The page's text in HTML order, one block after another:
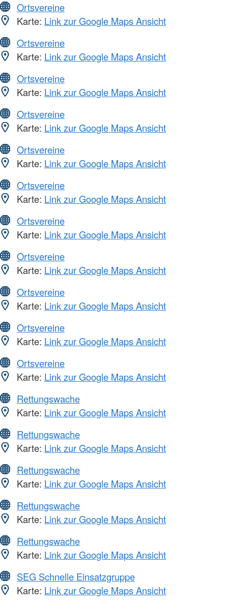
Ortsvereine
Karte: Link zur Google Maps Ansicht
Ortsvereine
Karte: Link zur Google Maps Ansicht
Ortsvereine
Karte: Link zur Google Maps Ansicht
Ortsvereine
Karte: Link zur Google Maps Ansicht
Ortsvereine
Karte: Link zur Google Maps Ansicht
Ortsvereine
Karte: Link zur Google Maps Ansicht
Ortsvereine
Karte: Link zur Google Maps Ansicht
Ortsvereine
Karte: Link zur Google Maps Ansicht
Ortsvereine
Karte: Link zur Google Maps Ansicht
Ortsvereine
Karte: Link zur Google Maps Ansicht
Ortsvereine
Karte: Link zur Google Maps Ansicht
Rettungswache
Karte: Link zur Google Maps Ansicht
Rettungswache
Karte: Link zur Google Maps Ansicht
Rettungswache
Karte: Link zur Google Maps Ansicht
Rettungswache
Karte: Link zur Google Maps Ansicht
Rettungswache
Karte: Link zur Google Maps Ansicht
SEG Schnelle Einsatzgruppe
Karte: Link zur Google Maps Ansicht